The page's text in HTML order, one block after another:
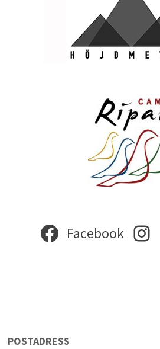
Facebook
POSTADRESS